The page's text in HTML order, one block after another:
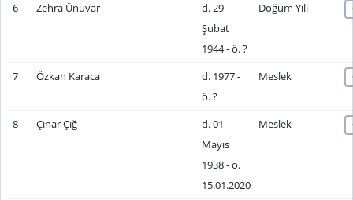
6 Zehra Ünüvar
d. 29
Şubat
1944 - ö. ?
Doğum Yılı
7 Özkan Karaca
d. 1977 -
ö. ?
Meslek
8 Çınar Çığ
d. 01
Mayıs
1938 - ö.
15.01.2020
Meslek